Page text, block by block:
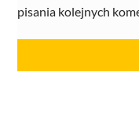
pisania kolejnych